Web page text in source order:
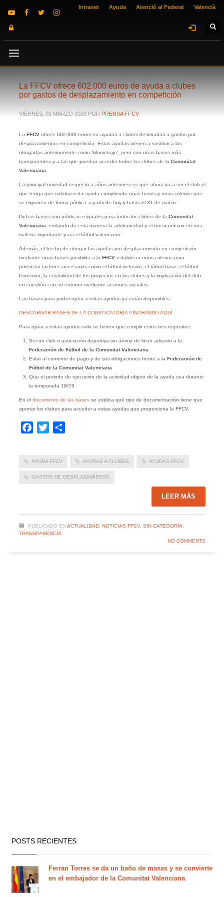
Intranet Ayuda Atenció al Federat Valencià
La FFCV ofrece 602.000 euros de ayuda a clubes
por gastos de desplazamiento en competición
VIERNES, 01 MARZO 2019 POR PRENSA FFCV
La FFCVofrece 602.000 euros en ayudas a clubes destinadas a gastos por
desplazamientos en competición. Estas ayudas vienen a sustituir a las
otorgadas anteriormente como ‘kilometraje’, pero con unas bases más
transparentes y a las que puedan acceder todos los clubes de la Comunitat
Valenciana
La principal novedad respecto a años anteriores es que ahora va a ser el club el
que tenga que solicitar esta ayuda cumpliendo unas bases y unos criterios que
se exponen de forma pública a partir de hoy y hasta el 31 de marzo.
Dichas bases son públicas e iguales para todos los clubes de la Comunitat
Valenciana , evitando de esta manera la arbitrariedad y el oscurantismo en una
materia importante para el fútbol valenciano.
Además, el hecho de otorgar las ayudas por desplazamiento en competición
mediante unas bases posibilita a la FFCVestablecer unos criterios para
potenciar factores necesarios como el fútbol inclusivo, el fútbol base, el fútbol
femenino, la estabilidad de los proyectos en los clubes y la implicación del club
en cuestión con su entorno mediante acciones sociales.
Las bases para poder optar a estas ayudas ya están disponibles:
DESCARGAR BASES DE LA CONVOCATORIA PINCHANDO AQUÍ
Para optar a estas ayudas solo se tienen que cumplir estos tres requisitos:
Ser un club o asociación deportiva sin ánimo de lucro adscrito a la
Federación de Fútbol de la Comunitat Valenciana
Estar al corriente de pago y de sus obligaciones frente a la Federación de
Fútbol de la Comunitat Valenciana
Que el periodo de ejecución de la actividad objeto de la ayuda sea durante
la temporada 18/19
En el documento de las basesse explica qué tipo de documentación tiene que
aportar los clubes para acceder a estas ayudas que proporciona la FFCV.
Facebook
Twitter
AYUDA FFCV AYUDAS A CLUBES AYUDAS FFCV
GASTOS DE DESPLAZAMIENTO
LEER MÁS
PUBLICADO EN ACTUALIDAD, NOTICIAS FFCV, SIN CATEGORÍA
TRANSPARENCIA
NO COMMENTS
POSTS RECIENTES
Ferran Torres se da un baño de masas y se convierte
en el embajador de la Comunitat Valenciana